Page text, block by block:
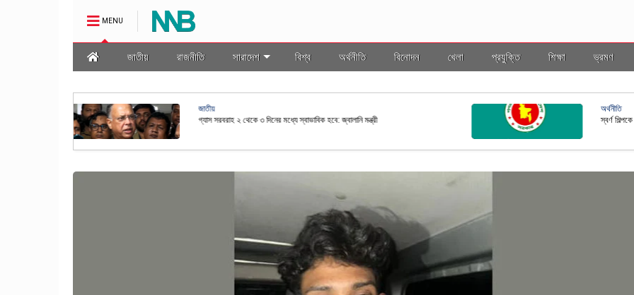
MENU
জাতীয় রাজনীতি সারাদেশ বিশ্ব অর্থনীতি বিনোদন খেলা প্রযুক্তি শিক্ষা ভ্রমণ
জাতীয়
রাষ্ট্রপতি নির্বাচনের তফসিল ঘোষণা করল ইসি
ভ্রমণ